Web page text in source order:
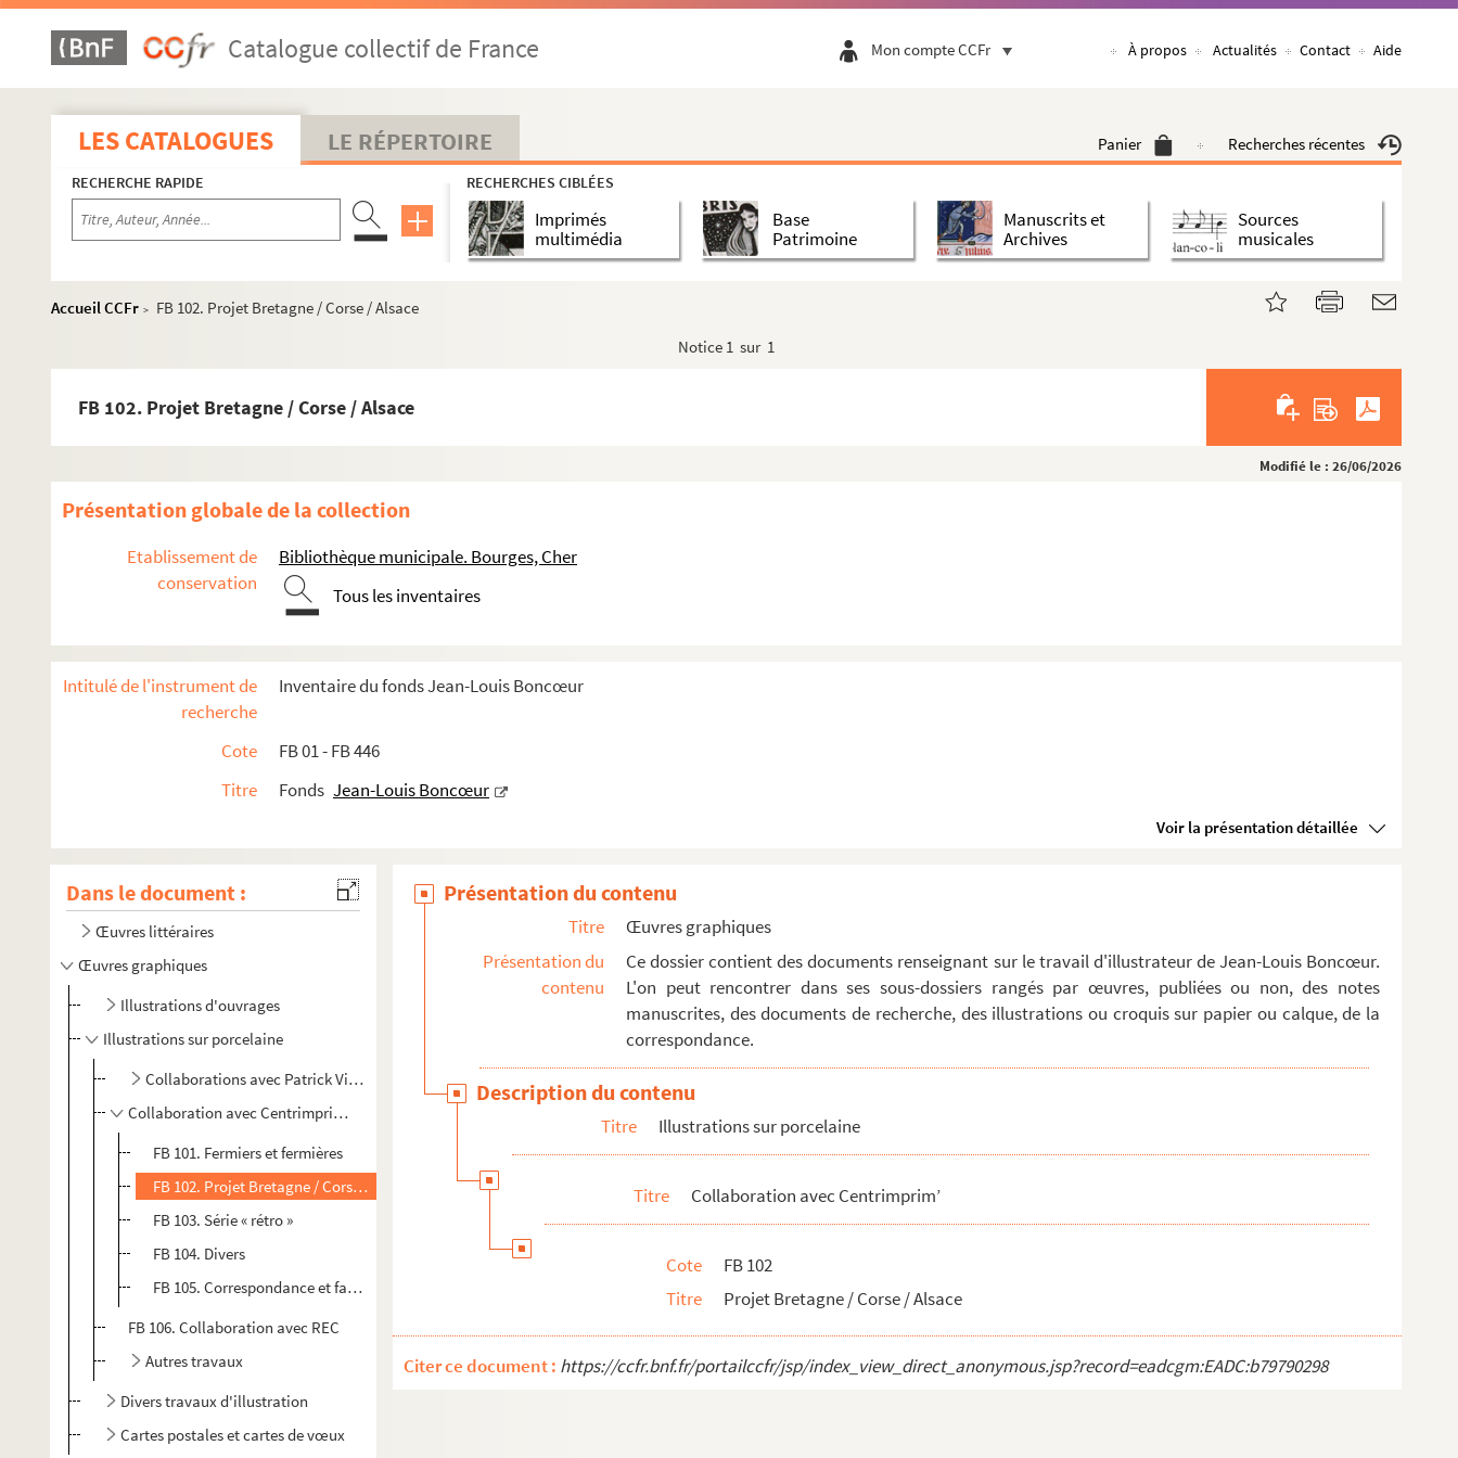
Catalogue collectif de France Mon compte CCFr À propos Actualités Contact Aide
LES CATALOGUES LE RÉPERTOIRE Panier Recherches récentes
RECHERCHE RAPIDE RECHERCHES CIBLÉES
Imprimés
multimédia
Base
Patrimoine
Manuscrits et
Archives
Sources
musicales
Accueil CCFr >
FB 102. Projet Bretagne / Corse / Alsace
Notice 1 sur 1
FB 102. Projet Bretagne / Corse / Alsace
Modifié le : 26/06/2026
Présentation globale de la collection
Etablissement de
conservation
Bibliothèque municipale. Bourges, Cher
Tous les inventaires
Intitulé de l'instrument de
recherche
Inventaire du fonds Jean-Louis Boncœur
Cote
FB 01 - FB 446
Titre
Fonds Jean-Louis Boncœur
Voir la présentation détaillée
Dans le document :
Œuvres littéraires
Œuvres graphiques
Illustrations d'ouvrages
Illustrations sur porcelaine
Collaborations avec Patrick Viant-Benard
Collaboration avec Centrimprim’
FB 101. Fermiers et fermières
FB 102. Projet Bretagne / Corse / Alsace
FB 103. Série « rétro »
FB 104. Divers
FB 105. Correspondance et factures
FB 106. Collaboration avec REC
Autres travaux
Divers travaux d'illustration
Cartes postales et cartes de vœux
Présentation du contenu
Titre
Œuvres graphiques
Présentation du
contenu
Ce dossier contient des documents renseignant sur le travail d'illustrateur de Jean-Louis Boncœur.
L'on peut rencontrer dans ses sous-dossiers rangés par œuvres, publiées ou non, des notes
manuscrites, des documents de recherche, des illustrations ou croquis sur papier ou calque, de la
correspondance.
Description du contenu
Titre Illustrations sur porcelaine
Titre Collaboration avec Centrimprim’
Cote
FB 102
Titre
Projet Bretagne / Corse / Alsace
Citer ce document : https://ccfr.bnf.fr/portailccfr/jsp/index_view_direct_anonymous.jsp?record=eadcgm:EADC:b79790298